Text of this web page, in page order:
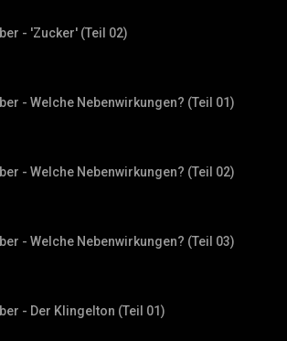
- 'Zucker' (Teil 02)
- Welche Nebenwirkungen? (Teil 01)
- Welche Nebenwirkungen? (Teil 02)
- Welche Nebenwirkungen? (Teil 03)
- Der Klingelton (Teil 01)